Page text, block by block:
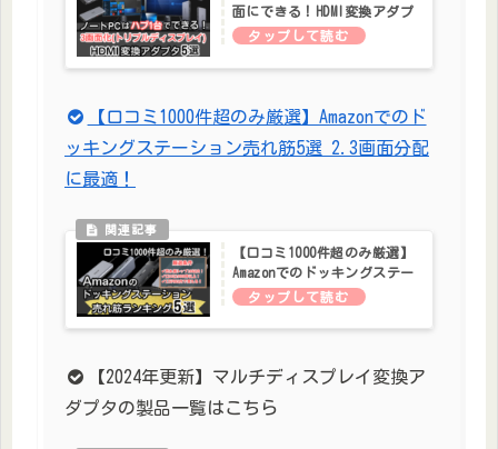
面にできる！HDMI変換アダプ
タ5選
【口コミ1000件超のみ厳選】Amazonでのド
ッキングステーション売れ筋5選 2.3画面分配
に最適！
【口コミ1000件超のみ厳選】
Amazonでのドッキングステー
ション売れ筋5選 2.3画面分
【2024年更新】マルチディスプレイ変換ア
ダプタの製品一覧はこちら